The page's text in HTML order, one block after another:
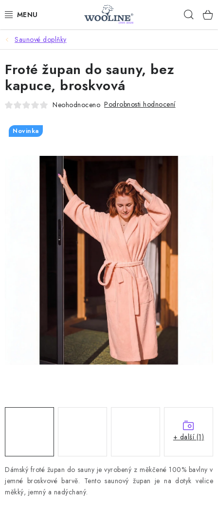
na
AKCE %
DÁRKOVÉ POUKAZY
OBLEČENÍ
SAUNA A ZDRAVÍ
Doprava a platba Hodnocení obchodu
Kontakty
Moje objednávka
FAQ
Saunové doplňky
Dámský froté župan do sauny je vyrobený z měkčené 100% bavlny v
jemné broskvové barvě. Tento saunový župan je na dotyk velice
měkký, jemný a nadýchaný.
Froté župan do sauny, bez
kapuce, broskvová
Neohodnoceno Podrobnosti hodnocení
Novinka
+ další (1)